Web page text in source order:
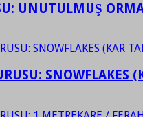
UNUTULMUŞ
SNOWFLAKES